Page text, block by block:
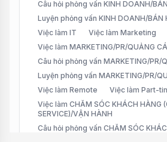
Câu hỏi phỏng vấn KINH DOANH/
Luyện phỏng vấn KINH DOANH/BÁN
Việc làm IT
Việc làm Marketing
Việc làm MARKETING/PR/QUẢNG
Câu hỏi phỏng vấn MARKETING/PR/
Luyện phỏng vấn MARKETING/PR/
Việc làm Remote
Việc làm Part-
Việc làm CHĂM SÓC KHÁCH HÀNG
SERVICE)/VẬN HÀNH
Câu hỏi phỏng vấn CHĂM SÓC